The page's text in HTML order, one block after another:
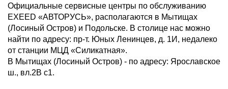
Официальные сервисные центры по обслуживанию
EXEED «АВТОРУСЬ», располагаются в Мытищах
(Лосиный Остров) и Подольске. В столице нас можно
найти по адресу: пр-т. Юных Ленинцев, д. 1И, недалеко
от станции МЦД «Силикатная».
В Мытищах (Лосиный Остров) - по адресу: Ярославское
ш., вл.2В с1.